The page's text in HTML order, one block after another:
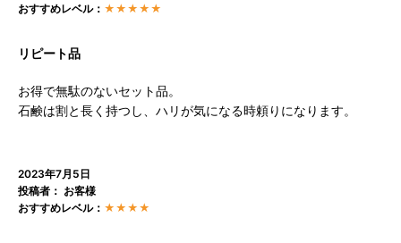
おすすめレベル： ★★★★★
リピート品
お得で無駄のないセット品。
石鹸は割と長く持つし、ハリが気になる時頼りになります。
2023年7月5日
投稿者： お客様
おすすめレベル： ★★★★